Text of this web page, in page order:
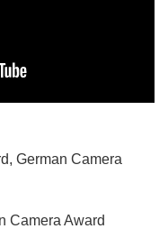
German Camera
Camera Award